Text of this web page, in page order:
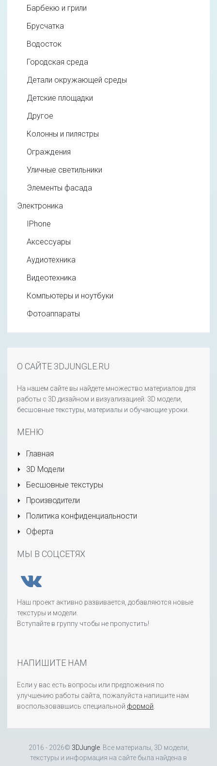
Барбекю и грили
Брусчатка
Водосток
Городская среда
Детали окружающей среды
Детские площадки
Другое
Колонны и пилястры
Ограждения
Уличные светильники
Элементы фасада
Электроника
IPhone
Аксессуары
Аудиотехника
Видеотехника
Компьютеры и ноутбуки
Фотоаппараты
О САЙТЕ 3DJUNGLE.RU
На нашем сайте вы найдете множество материалов для
работы с 3D дизайном и визуализацией: 3D модели,
бесшовные текстуры, материалы и обучающие уроки.
МЕНЮ
Главная
3D Модели
Бесшовные текстуры
Производители
Политика конфиденциальности
Оферта
МЫ В СОЦСЕТЯХ
Наш проект активно развивается, добавляются новые
текстуры и модели.
Вступайте в группу чтобы не пропустить!
НАПИШИТЕ НАМ
Если у вас есть вопросы или предложения по
улучшению работы сайта, пожалуйста напишите нам
воспользовавшись специальной формой
2016 - 2026© 3DJungle. Все материалы, 3D модели,
текстуры и информация на сайте была найдена в